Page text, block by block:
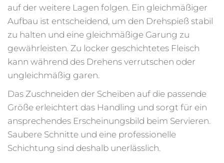
auf der weitere Lagen folgen. Ein gleichmäßiger
Aufbau ist entscheidend, um den Drehspieß stabil
zu halten und eine gleichmäßige Garung zu
gewährleisten. Zu locker geschichtetes Fleisch
kann während des Drehens verrutschen oder
ungleichmäßig garen.
Das Zuschneiden der Scheiben auf die passende
Größe erleichtert das Handling und sorgt für ein
ansprechendes Erscheinungsbild beim Servieren.
Saubere Schnitte und eine professionelle
Schichtung sind deshalb unerlässlich.